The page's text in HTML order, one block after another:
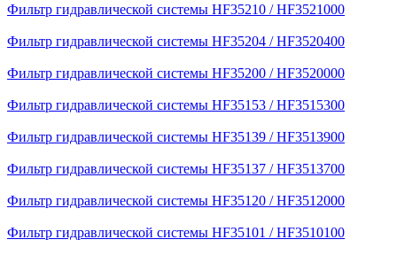
Фильтр гидравлической системы HF35210 / HF3521000
Фильтр гидравлической системы HF35204 / HF3520400
Фильтр гидравлической системы HF35200 / HF3520000
Фильтр гидравлической системы HF35153 / HF3515300
Фильтр гидравлической системы HF35139 / HF3513900
Фильтр гидравлической системы HF35137 / HF3513700
Фильтр гидравлической системы HF35120 / HF3512000
Фильтр гидравлической системы HF35101 / HF3510100